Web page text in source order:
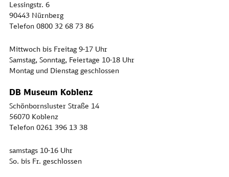
Lessingstr. 6
90443 Nürnberg
Telefon 0800 32 68 73 86
Mittwoch bis Freitag 9-17 Uhr
Samstag, Sonntag, Feiertage 10-18 Uhr
Montag und Dienstag geschlossen
DB Museum Koblenz
Schönbornsluster Straße 14
56070 Koblenz
Telefon 0261 396 13 38
samstags 10-16 Uhr
So. bis Fr. geschlossen